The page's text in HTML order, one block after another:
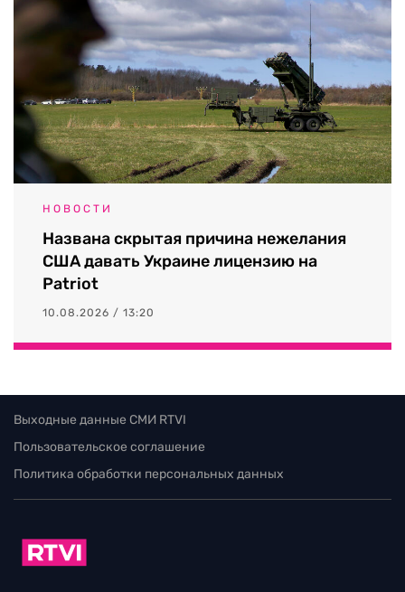
НОВОСТИ
Названа скрытая причина нежелания
США давать Украине лицензию на
Patriot
10.08.2026 / 13:20
Выходные данные СМИ RTVI
Пользовательское соглашение
Политика обработки персональных данных